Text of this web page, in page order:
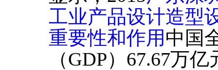
工业产品设计造型
重要性和作用 中国
（GDP）67.67万亿